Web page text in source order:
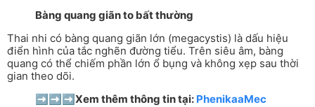
Bàng quang giãn to bất thường
Thai nhi có bàng quang giãn lớn (megacystis) là dấu hiệu
điển hình của tắc nghẽn đường tiểu. Trên siêu âm, bàng
quang có thể chiếm phần lớn ổ bụng và không xẹp sau thời
gian theo dõi.
➡️➡️➡️ Xem thêm thông tin tại: PhenikaaMec